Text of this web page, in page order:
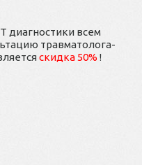
диагностики всем
травматолога-
скидка 50% !